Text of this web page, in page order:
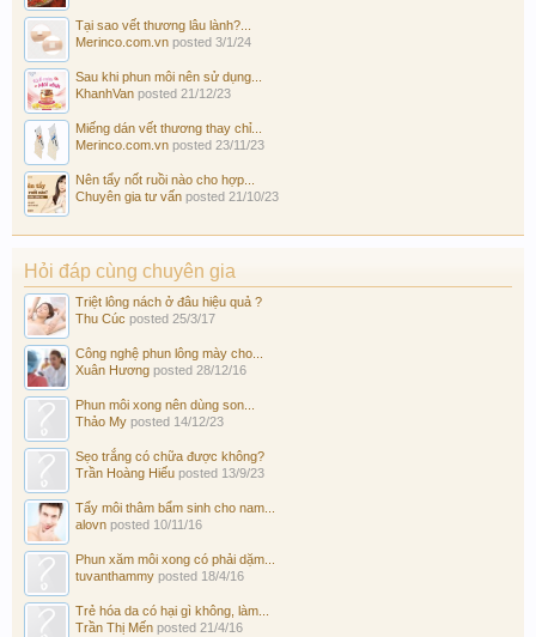
Tại sao vết thương lâu lành?...
Merinco.com.vn posted 3/1/24
Sau khi phun môi nên sử dụng...
KhanhVan posted 21/12/23
Miếng dán vết thương thay chỉ...
Merinco.com.vn posted 23/11/23
Nên tẩy nốt ruồi nào cho hợp...
Chuyên gia tư vấn posted 21/10/23
Hỏi đáp cùng chuyên gia
Triệt lông nách ở đâu hiệu quả ?
Thu Cúc posted 25/3/17
Công nghệ phun lông mày cho...
Xuân Hương posted 28/12/16
Phun môi xong nên dùng son...
Thảo My posted 14/12/23
Sẹo trắng có chữa được không?
Trần Hoàng Hiếu posted 13/9/23
Tẩy môi thâm bẩm sinh cho nam...
alovn posted 10/11/16
Phun xăm môi xong có phải dặm...
tuvanthammy posted 18/4/16
Trẻ hóa da có hại gì không, làm...
Trần Thị Mến posted 21/4/16